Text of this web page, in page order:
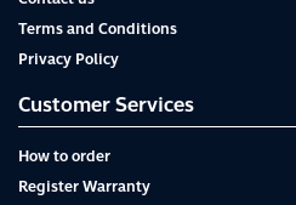
Terms and Conditions
Privacy Policy
Customer Services
How to order
Register Warranty